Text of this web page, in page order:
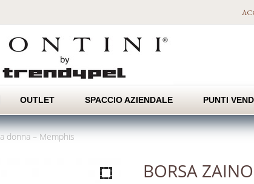
content
OUTLET SPACCIO AZIENDALE PUNTI
donna – Memphis
BORSA